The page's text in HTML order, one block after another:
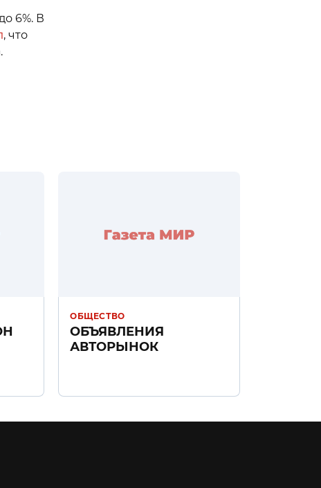
6%. В
, что
ОБЩЕСТВО
ОБЪЯВЛЕНИЯ
АВТОРЫНОК